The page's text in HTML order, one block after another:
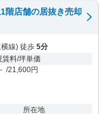
階店舗の居抜き売却
線) 徒歩 5分
賃料/坪単価
/21,600円
所在地